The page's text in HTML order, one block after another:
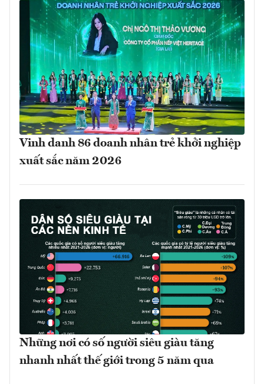
Vinh danh 86 doanh nhân trẻ khởi nghiệp
xuất sắc năm 2026
Những nơi có số người siêu giàu tăng
nhanh nhất thế giới trong 5 năm qua